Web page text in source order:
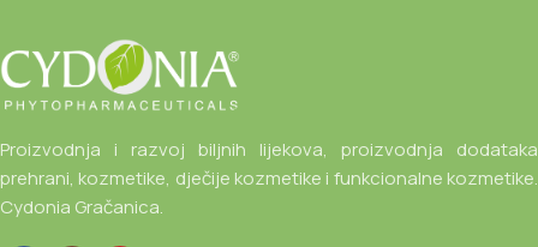
Proizvodnja i razvoj biljnih lijekova, proizvodnja dodataka
prehrani, kozmetike, dječije kozmetike i funkcionalne kozmetike.
Cydonia Gračanica.